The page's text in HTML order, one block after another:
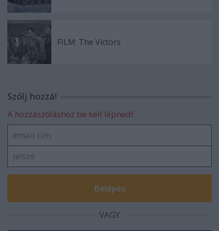
FILM: The Victors
Szólj hozzá!
A hozzászóláshoz be kell lépned!
VAGY